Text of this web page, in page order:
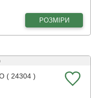
РОЗМІРИ
( 24304 )